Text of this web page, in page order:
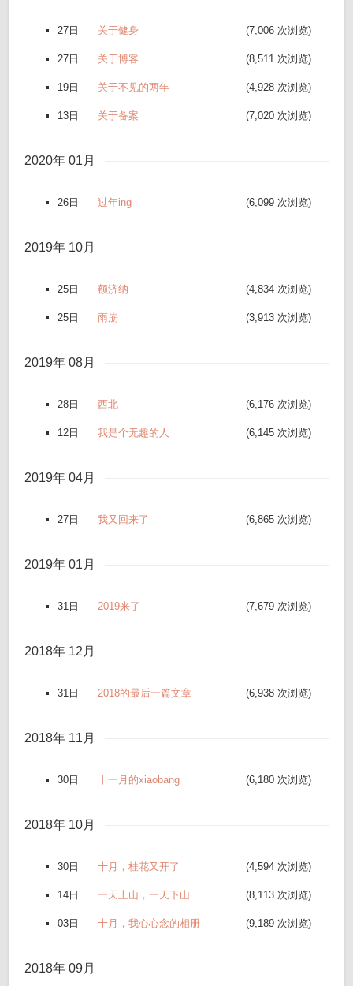
27日 关于健身 (7,006 次浏览)
27日 关于博客 (8,511 次浏览)
19日 关于不见的两年 (4,928 次浏览)
13日 关于备案 (7,020 次浏览)
2020年 01月
26日 过年ing (6,099 次浏览)
2019年 10月
25日 额济纳 (4,834 次浏览)
25日 雨崩 (3,913 次浏览)
2019年 08月
28日 西北 (6,176 次浏览)
12日 我是个无趣的人 (6,145 次浏览)
2019年 04月
27日 我又回来了 (6,865 次浏览)
2019年 01月
31日 2019来了 (7,679 次浏览)
2018年 12月
31日 2018的最后一篇文章 (6,938 次浏览)
2018年 11月
30日 十一月的xiaobang (6,180 次浏览)
2018年 10月
30日 十月，桂花又开了 (4,594 次浏览)
14日 一天上山，一天下山 (8,113 次浏览)
03日 十月，我心心念的相册 (9,189 次浏览)
2018年 09月